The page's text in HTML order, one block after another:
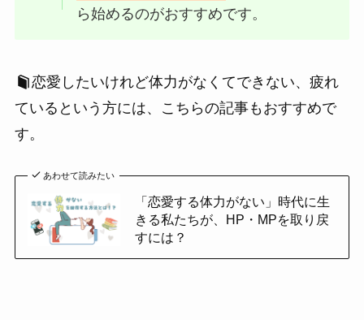
ら始めるのがおすすめです。
恋愛したいけれど体力がなくてできない、疲れ
ているという方には、こちらの記事もおすすめで
す。
あわせて読みたい
「恋愛する体力がない」時代に生
きる私たちが、HP・MPを取り戻
すには？